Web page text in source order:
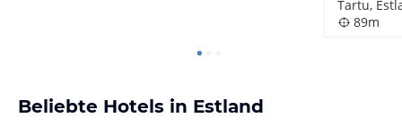
Tartu,
89m
Beliebte Hotels in Estland